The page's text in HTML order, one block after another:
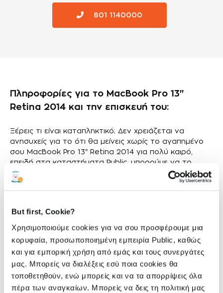
But first, Cookie?
Χρησιμοποιούμε cookies για να σου προσφέρουμε μια
κορυφαία, προσωποποιημένη εμπειρία Public, καθώς
και για εμπορική χρήση από εμάς και τους συνεργάτες
μας. Μπορείς να διαλέξεις εσύ ποια cookies θα
τοποθετηθούν, ενώ μπορείς και να τα απορρίψεις όλα
πέρα των αναγκαίων. Μπορείς να δεις τη πολιτική μας
801 1140000
Πληροφορίες για το MacBook Pro 13"
Retina 2014 και την επισκευή του:
Ξέρεις τι είναι καταπληκτικό; Δεν χρειάζεται να
ανησυχείς για το ότι θα μείνεις χωρίς το αγαπημένο
σου MacBook Pro 13" Retina 2014 για πολύ καιρό,
επειδή στα καταστήματα Public, μπορούμε να το
επισκευάσουμε σε ελάχιστο χρόνο ή αλλιώς σε
“εξωπραγματική ταχύτητα”
MacBook Pro 13" Retina 2014 σου και πόσο ουσιαστικό
είναι για την καθημερινότητά σου. Γι' αυτό
εγγυόμαστε ότι θα έχεις τη συσκευή σου πίσω το
συντομότερο δυνατόν.